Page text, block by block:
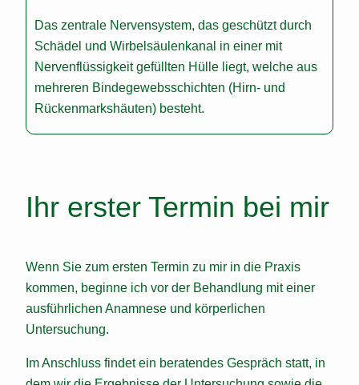
Das zentrale Nervensystem, das geschützt durch
Schädel und Wirbelsäulenkanal in einer mit
Nervenflüssigkeit gefüllten Hülle liegt, welche aus
mehreren Bindegewebsschichten (Hirn- und
Rückenmarkshäuten) besteht.
Ihr erster Termin bei mir
Wenn Sie zum ersten Termin zu mir in die Praxis
kommen, beginne ich vor der Behandlung mit einer
ausführlichen Anamnese und körperlichen
Untersuchung.
Im Anschluss findet ein beratendes Gespräch statt, in